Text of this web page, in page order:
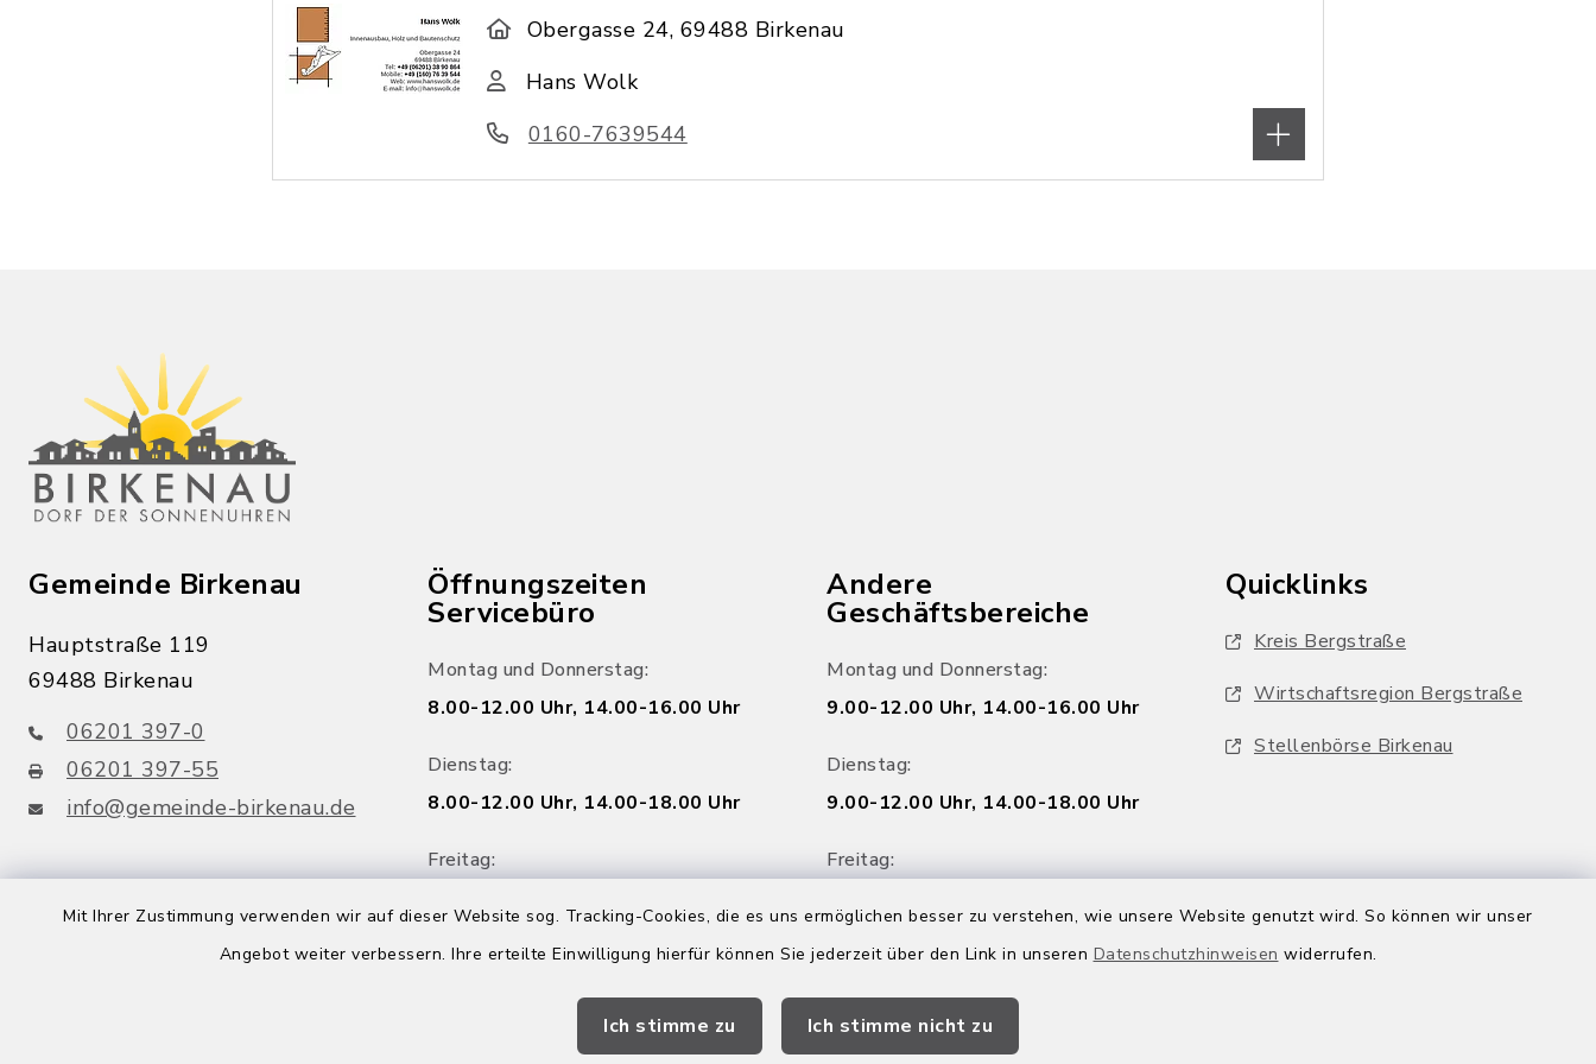
Mit Ihrer Zustimmung verwenden wir auf dieser Website sog. Tracking-Cookies, die es uns ermöglichen besser zu verstehen, wie unsere Website genutzt wird. So können wir unser
Angebot weiter verbessern. Ihre erteilte Einwilligung hierfür können Sie jederzeit über den Link in unseren Datenschutzhinweisen widerrufen.
Ich stimme zu Ich stimme nicht zu
Obergasse 24, 69488 Birkenau
Hans Wolk
0160-7639544
Gemeinde Birkenau
Hauptstraße 119
69488 Birkenau
06201 397-0
06201 397-55
info@gemeinde-birkenau.de
facebookyoutube
Öffnungszeiten
Servicebüro
Montag und Donnerstag:
8.00-12.00 Uhr, 14.00-16.00 Uhr
Dienstag:
8.00-12.00 Uhr, 14.00-18.00 Uhr
Freitag:
Mittwoch:
Rathaus geschlossen
Andere
Geschäftsbereiche
Montag und Donnerstag:
9.00-12.00 Uhr, 14.00-16.00 Uhr
Dienstag:
9.00-12.00 Uhr, 14.00-18.00 Uhr
Freitag:
Online Termin vereinbaren
Quicklinks
Kreis Bergstraße
Wirtschaftsregion Bergstraße
Stellenbörse Birkenau